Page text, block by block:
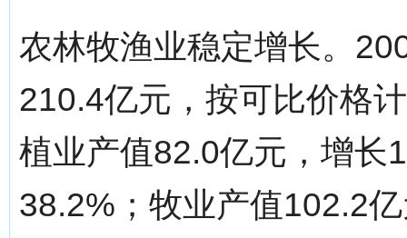
农林牧渔业稳定增长。
210.4亿元，按可比价格
植业产值82.0亿元，增长
38.2%；牧业产值102.2